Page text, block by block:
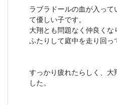
ラブラドールの血が入って
て優しい子です。
大翔とも問題なく仲良くな
ふたりして庭中を走り回っ
すっかり疲れたらしく、
した。